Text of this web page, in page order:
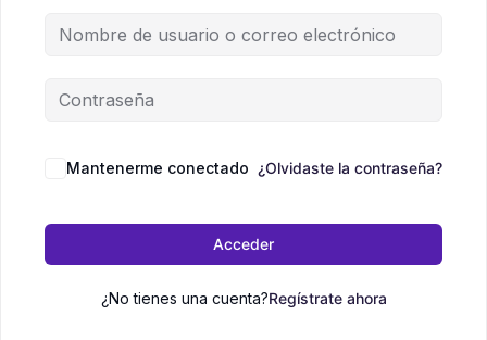
Mantenerme conectado ¿Olvidaste la contraseña?
Acceder
¿No tienes una cuenta?Regístrate ahora